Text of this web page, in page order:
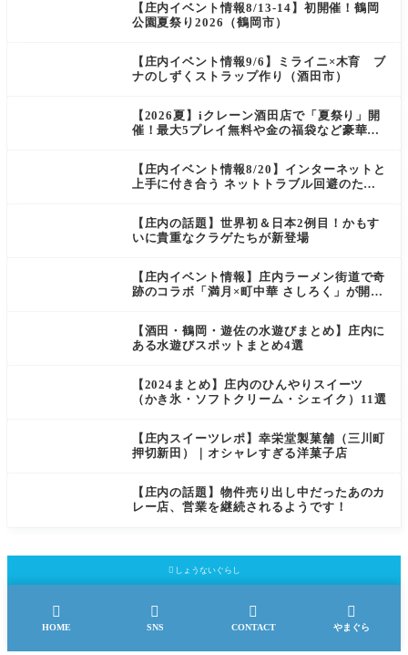
【庄内イベント情報8/13-14】初開催！鶴岡
公園夏祭り2026（鶴岡市）
【庄内イベント情報9/6】ミライニ×木育 ブ
ナのしずくストラップ作り（酒田市）
【2026夏】iクレーン酒田店で「夏祭り」開
催！最大5プレイ無料や金の福袋など豪華企
【庄内イベント情報8/20】インターネットと
上手に付き合う ネットトラブル回避のため
【庄内の話題】世界初＆日本2例目！かもす
いに貴重なクラゲたちが新登場
【庄内イベント情報】庄内ラーメン街道で奇
跡のコラボ「満月×町中華 さしろく」が開催
【酒田・鶴岡・遊佐の水遊びまとめ】庄内に
ある水遊びスポットまとめ4選
【2024まとめ】庄内のひんやりスイーツ
（かき氷・ソフトクリーム・シェイク）11選
【庄内スイーツレポ】幸栄堂製菓舗（三川町
押切新田）｜オシャレすぎる洋菓子店
【庄内の話題】物件売り出し中だったあのカ
レー店、営業を継続されるようです！
 しょうないぐらし

HOME

SNS

CONTACT

やまぐら